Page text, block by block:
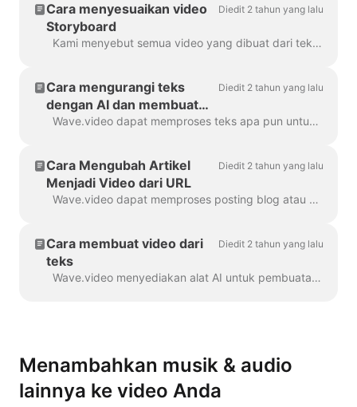
Cara menyesuaikan video
Storyboard
Diedit 2 tahun yang lalu
Kami menyebut semua video yang dibuat dari teks atau postingan blog sebagai "Video Storyboard", karena video tersebut memiliki skrip yang ditautkan ke adegan tertentu dalam video. ...
Cara mengurangi teks
dengan AI dan membuat
video
Diedit 2 tahun yang lalu
Wave.video dapat memproses teks apa pun untuk membuat video yang akan menjelaskan tentang apa teks itu. Anda dapat mengatur durasi yang diinginkan dan menyetel hasil yang dihasilkan secara otomatis...
Cara Mengubah Artikel
Menjadi Video dari URL
Diedit 2 tahun yang lalu
Wave.video dapat memproses posting blog atau artikel apa pun menjadi video pendek yang menjelaskan secara singkat tentang apa isi teks tersebut. Kami menggunakan algoritme AI untuk mengekstrak mo...
Cara membuat video dari
teks
Diedit 2 tahun yang lalu
Wave.video menyediakan alat AI untuk pembuatan video otomatis dari teks. Wave akan memilih stok video dan musik yang relevan untuk Anda. Teks akan dimasukkan ke dalam ...
Menambahkan musik & audio
lainnya ke video Anda